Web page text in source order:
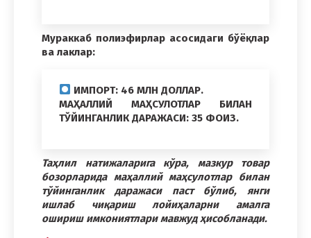
Мураккаб полиэфирлар асосидаги бўёқлар
ва лаклар:
ИМПОРТ: 46 МЛН ДОЛЛАР.
МАҲАЛЛИЙ МАҲСУЛОТЛАР БИЛАН
ТЎЙИНГАНЛИК ДАРАЖАСИ: 35 ФОИЗ.
Таҳлил натижаларига кўра, мазкур товар
бозорларида маҳаллий маҳсулотлар билан
тўйинганлик даражаси паст бўлиб, янги
ишлаб чиқариш лойиҳаларни амалга
ошириш имкониятлари мавжуд ҳисобланади.